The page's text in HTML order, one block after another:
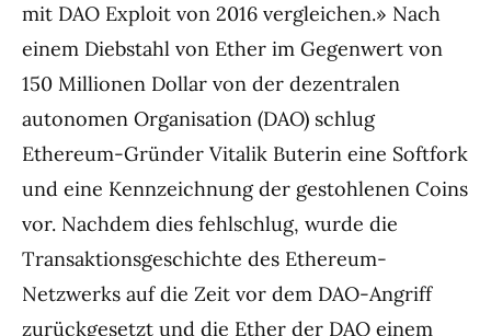
mit DAO Exploit von 2016 vergleichen.» Nach
einem Diebstahl von Ether im Gegenwert von
150 Millionen Dollar von der dezentralen
autonomen Organisation (DAO) schlug
Ethereum-Gründer Vitalik Buterin eine Softfork
und eine Kennzeichnung der gestohlenen Coins
vor. Nachdem dies fehlschlug, wurde die
Transaktionsgeschichte des Ethereum-
Netzwerks auf die Zeit vor dem DAO-Angriff
zurückgesetzt und die Ether der DAO einem